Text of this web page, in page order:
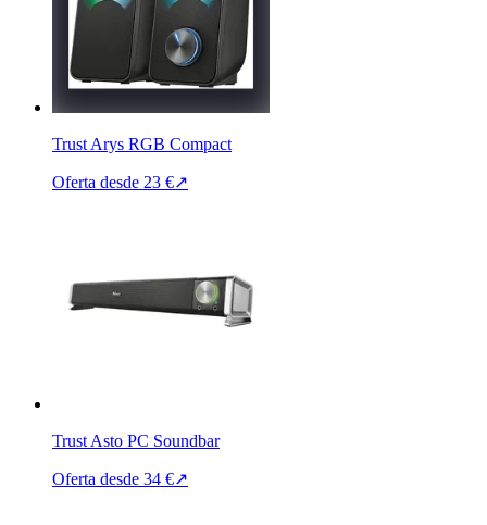
Trust Arys RGB Compact
Oferta desde 23 €↗
Trust Asto PC Soundbar
Oferta desde 34 €↗